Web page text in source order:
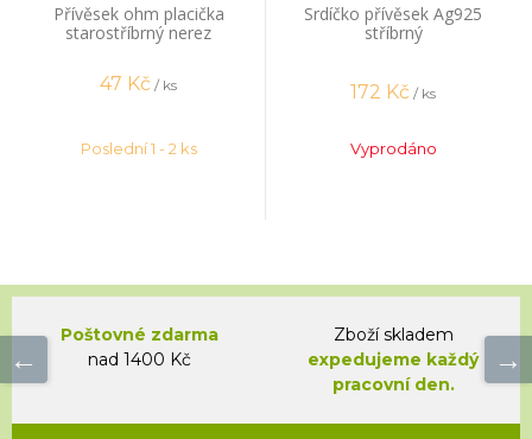
Přívěsek ohm placička
starostříbrný nerez
47 Kč / ks
Poslední 1 - 2 ks
Srdíčko přívěsek Ag925
stříbrný
172 Kč / ks
Vyprodáno
Poštovné zdarma
nad 1400 Kč
Zboží skladem
expedujeme každý
pracovní den.